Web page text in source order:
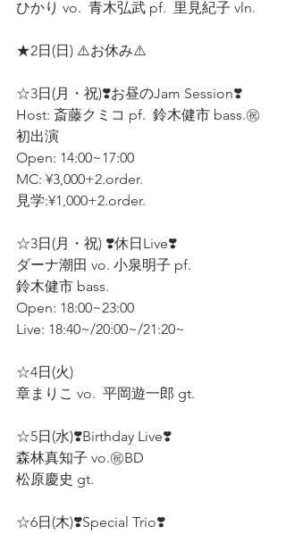
ひかり vo.  青木弘武 pf.  里見紀子 vln.
★2日(日) ⚠️お休み⚠️
☆3日(月・祝)❣️お昼のJam Session❣️
Host: 斎藤クミコ pf.  鈴木健市 bass.㊗️
初出演
Open: 14:00~17:00
MC: ¥3,000+2.order.
見学:¥1,000+2.order.
☆3日(月・祝) ❣️休日Live❣️
ダーナ潮田 vo. 小泉明子 pf.
鈴木健市 bass.
Open: 18:00~23:00
Live: 18:40~/20:00~/21:20~
☆4日(火)
章まりこ vo.  平岡遊一郎 gt.
☆5日(水)❣️Birthday Live❣️
森林真知子 vo.㊗️BD
松原慶史 gt.
☆6日(木)❣️Special Trio❣️